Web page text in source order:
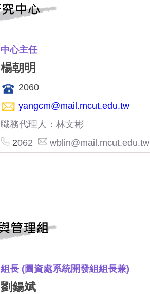
中心主任
楊朝明
2060
yangcm@mail.mcut.edu.tw
職務代理人：林文彬
2062 wblin@mail.mcut.edu.tw
組長 (圖資處系統開發組組長兼)
劉鍚斌